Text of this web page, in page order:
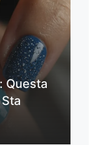
Questa